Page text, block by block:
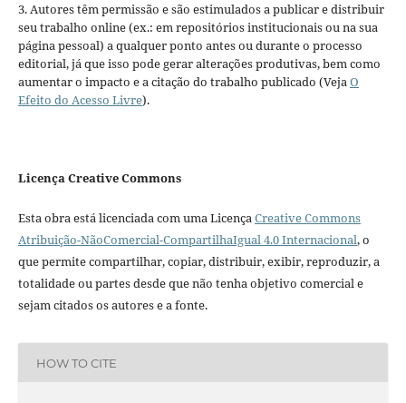
3. Autores têm permissão e são estimulados a publicar e distribuir
seu trabalho online (ex.: em repositórios institucionais ou na sua
página pessoal) a qualquer ponto antes ou durante o processo
editorial, já que isso pode gerar alterações produtivas, bem como
aumentar o impacto e a citação do trabalho publicado (VejaO
Efeito do Acesso Livre).
Licença Creative Commons
Esta obra está licenciada com uma LicençaCreative Commons
Atribuição-NãoComercial-CompartilhaIgual 4.0 Internacional, o
que permite compartilhar, copiar, distribuir, exibir, reproduzir, a
totalidade ou partes desde que não tenha objetivo comercial e
sejam citados os autores e a fonte.
HOW TO CITE